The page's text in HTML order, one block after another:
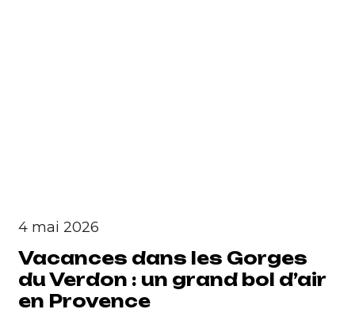
4 mai 2026
Vacances dans les Gorges
du Verdon : un grand bol d’air
en Provence